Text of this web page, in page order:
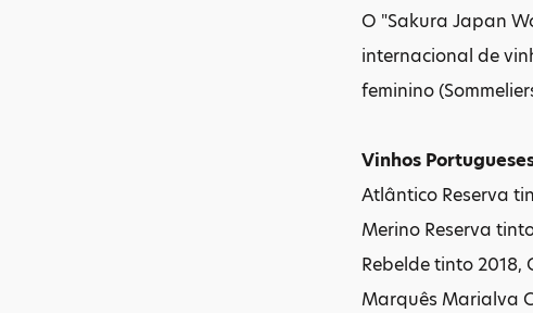
O "Sakura Japan
internacional de
feminino
Vinhos
Atlântico Reserva
Merino Reserva
Rebelde tinto 2018,
Marquês Marialva